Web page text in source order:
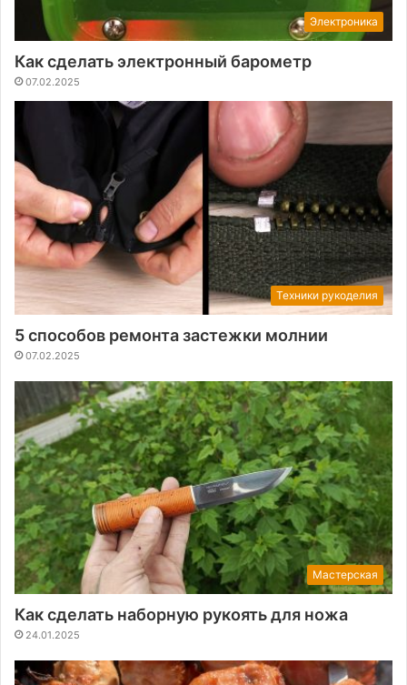
Электроника
Как сделать электронный барометр
07.02.2025
Техники рукоделия
5 способов ремонта застежки молнии
07.02.2025
Мастерская
Как сделать наборную рукоять для ножа
24.01.2025